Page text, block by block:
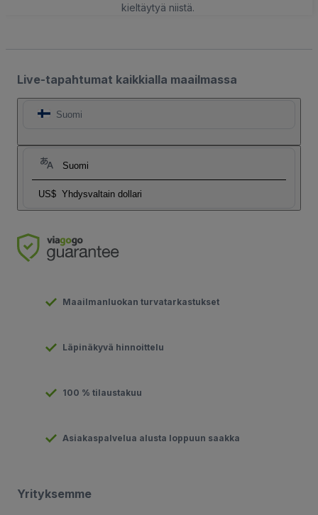
kieltäytyä niistä.
Live-tapahtumat kaikkialla maailmassa
Suomi
Suomi
US$ Yhdysvaltain dollari
Maailmanluokan turvatarkastukset
Läpinäkyvä hinnoittelu
100 % tilaustakuu
Asiakaspalvelua alusta loppuun saakka
Yrityksemme